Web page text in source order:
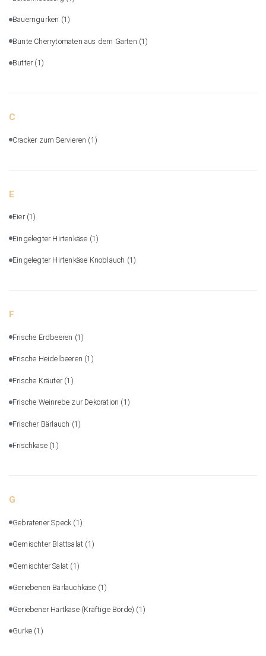
Bauerngurken (1)
Bunte Cherrytomaten aus dem Garten (1)
Butter (1)
C
Cracker zum Servieren (1)
E
Eier (1)
Eingelegter Hirtenkäse (1)
Eingelegter Hirtenkäse Knoblauch (1)
F
Frische Erdbeeren (1)
Frische Heidelbeeren (1)
Frische Kräuter (1)
Frische Weinrebe zur Dekoration (1)
Frischer Bärlauch (1)
Frischkäse (1)
G
Gebratener Speck (1)
Gemischter Blattsalat (1)
Gemischter Salat (1)
Geriebenen Bärlauchkäse (1)
Geriebener Hartkäse (Kräftige Börde) (1)
Gurke (1)